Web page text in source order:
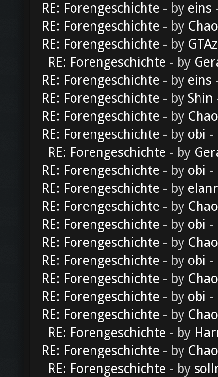
RE: Forengeschichte - by eins
RE: Forengeschichte - by
RE: Forengeschichte - by
RE: Forengeschichte - by
RE: Forengeschichte - by eins
RE: Forengeschichte - by Shin
RE: Forengeschichte - by
RE: Forengeschichte - by obi -
RE: Forengeschichte - by
RE: Forengeschichte - by obi -
RE: Forengeschichte - by
RE: Forengeschichte - by
RE: Forengeschichte - by obi -
RE: Forengeschichte - by
RE: Forengeschichte - by obi -
RE: Forengeschichte - by
RE: Forengeschichte - by obi -
RE: Forengeschichte - by
RE: Forengeschichte - by
RE: Forengeschichte - by
RE: Forengeschichte - by